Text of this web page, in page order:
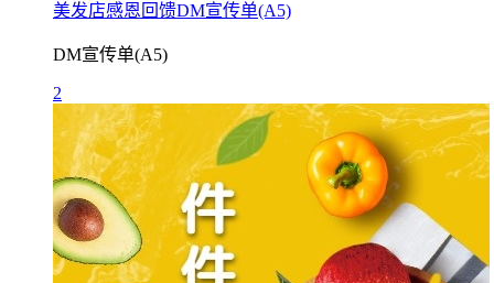
美发店感恩回馈DM宣传单(A5)
DM宣传单(A5)
2